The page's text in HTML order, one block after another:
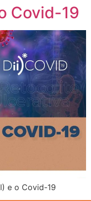
Covid-19
e o Covid-19